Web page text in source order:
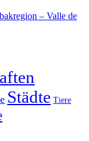
– Valle de
Städte Tiere